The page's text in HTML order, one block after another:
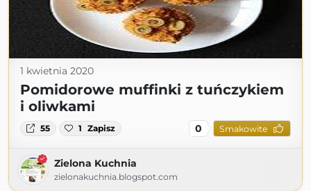
1 kwietnia 2020
Pomidorowe muffinki z tuńczykiem
i oliwkami
55 1 Zapisz 0 Smakowite
Zielona Kuchnia
zielonakuchnia.blogspot.com